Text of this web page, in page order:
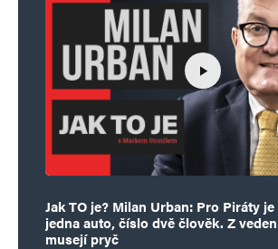
Jak TO je? Milan Urban: Pro Piráty
jedna auto, číslo dvě člověk. Z
musejí pryč